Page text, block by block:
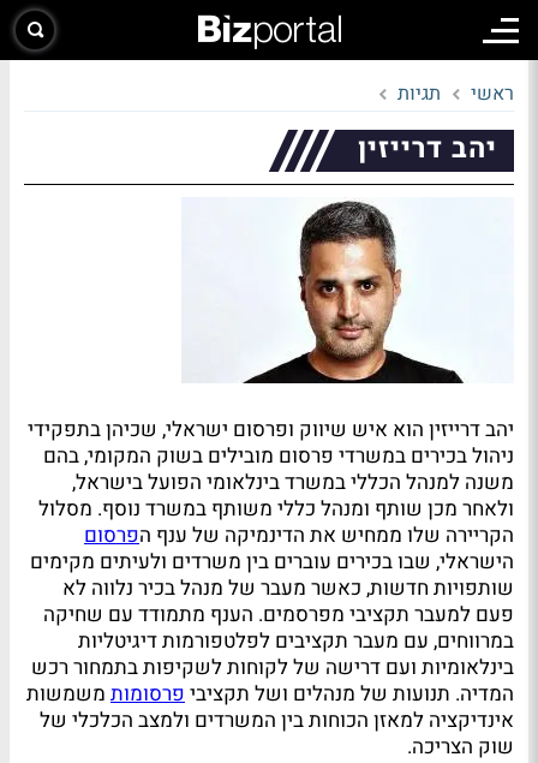
ראשי תגיות
יהב דרייזין
יהב דרייזין הוא איש שיווק ופרסום ישראלי, שכיהן בתפקידי
ניהול בכירים במשרדי פרסום מובילים בשוק המקומי, בהם
משנה למנהל הכללי במשרד בינלאומי הפועל בישראל,
ולאחר מכן שותף ומנהל כללי משותף במשרד נוסף. מסלול
הקריירה שלו ממחיש את הדינמיקה של ענף הפרסום
הישראלי, שבו בכירים עוברים בין משרדים ולעיתים מקימים
שותפויות חדשות, כאשר מעבר של מנהל בכיר נלווה לא
פעם למעבר תקציבי מפרסמים. הענף מתמודד עם שחיקה
במרווחים, עם מעבר תקציבים לפלטפורמות דיגיטליות
בינלאומיות ועם דרישה של לקוחות לשקיפות בתמחור רכש
המדיה. תנועות של מנהלים ושל תקציביפרסומות משמשות
אינדיקציה למאזן הכוחות בין המשרדים ולמצב הכלכלי של
שוק הצריכה.